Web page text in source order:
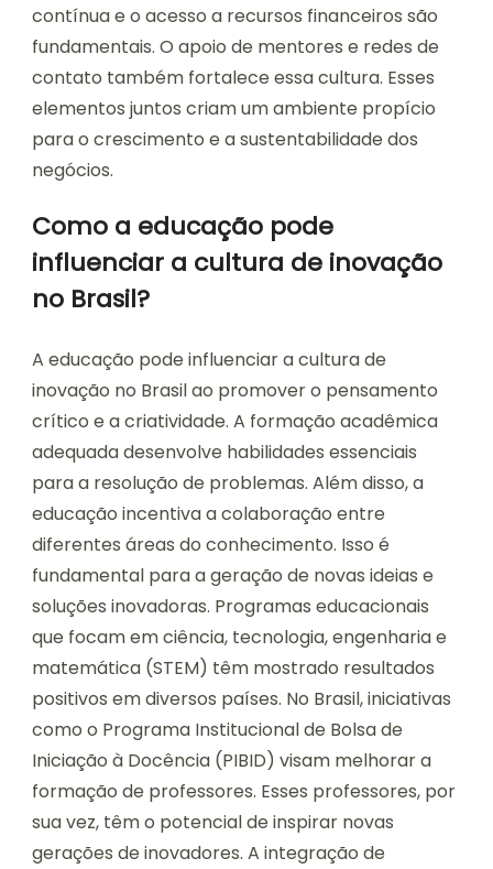
contínua e o acesso a recursos financeiros são
fundamentais. O apoio de mentores e redes de
contato também fortalece essa cultura. Esses
elementos juntos criam um ambiente propício
para o crescimento e a sustentabilidade dos
negócios.
Como a educação pode
influenciar a cultura de inovação
no Brasil?
A educação pode influenciar a cultura de
inovação no Brasil ao promover o pensamento
crítico e a criatividade. A formação acadêmica
adequada desenvolve habilidades essenciais
para a resolução de problemas. Além disso, a
educação incentiva a colaboração entre
diferentes áreas do conhecimento. Isso é
fundamental para a geração de novas ideias e
soluções inovadoras. Programas educacionais
que focam em ciência, tecnologia, engenharia e
matemática (STEM) têm mostrado resultados
positivos em diversos países. No Brasil, iniciativas
como o Programa Institucional de Bolsa de
Iniciação à Docência (PIBID) visam melhorar a
formação de professores. Esses professores, por
sua vez, têm o potencial de inspirar novas
gerações de inovadores. A integração de